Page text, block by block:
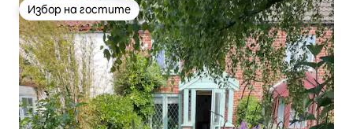
Избор на гостите
Избор на гостите